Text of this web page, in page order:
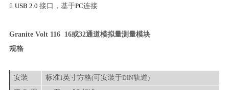
ü USB 2.0 接口，基于PC连接
Granite Volt 116 16或32通道模拟量测量模块
规格
安装 标准1英寸方格(可安装于DIN轨道)